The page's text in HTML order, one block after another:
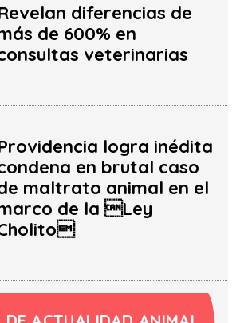
diferencias de
de 600% en
veterinarias
logra inédita
en brutal caso
maltrato animal en el
de la Ley